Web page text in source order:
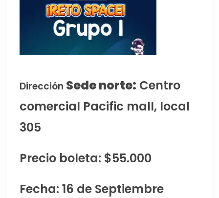
Dirección Sede norte: Centro
comercial Pacific mall, local
305
Precio boleta: $55.000
Fecha: 16 de Septiembre